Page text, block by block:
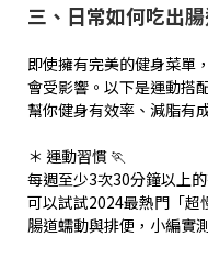
三、日常如何吃出
即使擁有完美的健身菜單
會受影響。以下是運動搭
幫你健身有效率、減脂有
＊ 運動習慣 🏃
每週至少3次30分鐘以上
可以試試2024最熱門「超
腸道蠕動與排便，小編實